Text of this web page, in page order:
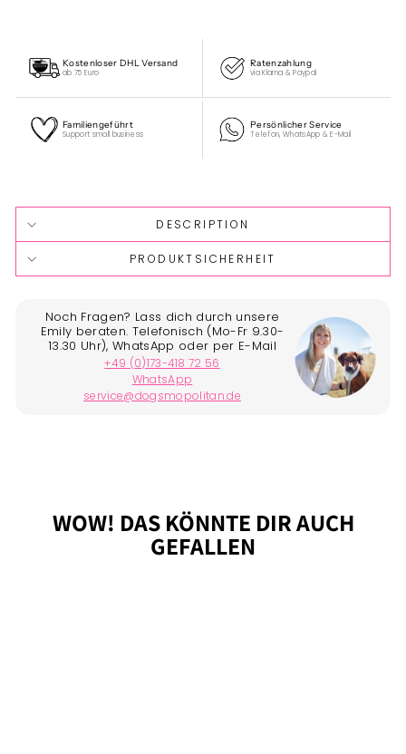
Kostenloser DHL Versand
ab 75 Euro
Ratenzahlung
via Klarna & Paypal
Familiengeführt
Support small business
Persönlicher Service
Telefon, WhatsApp & E-Mail
input
DESCRIPTION
PRODUKTSICHERHEIT
WOW! DAS KÖNNTE DIR AUCH
GEFALLEN